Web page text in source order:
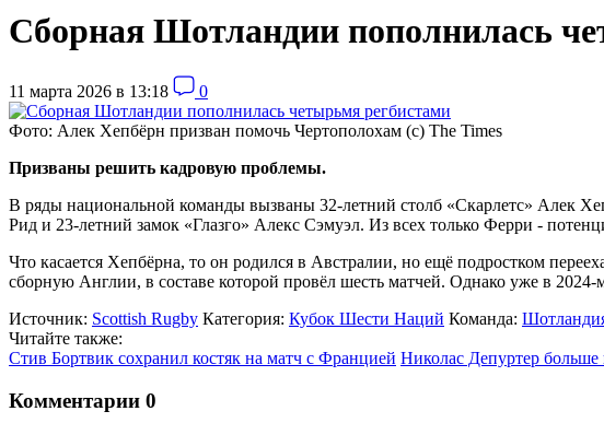
Cборная Шотландии пополнилась
11 марта 2026 в 13:18 0
Фото: Алек Хепбёрн призван помочь Чертополохам (c) The Times
Призваны решить кадровую проблемы.
В ряды национальной команды вызваны 32-летний столб «Скарлетс» Алек
Рид и 23-летний замок «Глазго» Алекс Сэмуэл. Из всех только Ферри -
Что касается Хепбёрна, то он родился в Австралии, но ещё подростком
сборную Англии, в составе которой провёл шесть матчей. Однако уже в
Источник: Scottish Rugby Категория: Кубок Шести Наций Команда:
Читайте также:
Стив Бортвик сохранил костяк на матч с Францией Николас Депуртер больше
Комментарии 0